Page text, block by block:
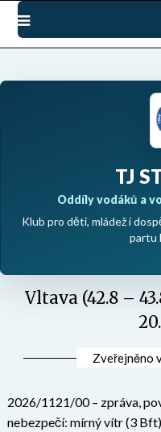
Přejdi
obsah
TJ
Oddíly vodáků a
Klub pro děti, mládež i
partu
Vltava (42.8 –
Zveřejněno
2026/1121/00 – zpráva,
nebezpečí: mírný vítr (3 Bft)